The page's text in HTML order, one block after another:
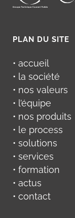
PLAN DU SITE
• accueil
• la société
• nos valeurs
• l’équipe
• nos produits
• le process
• solutions
• services
• formation
• actus
• contact